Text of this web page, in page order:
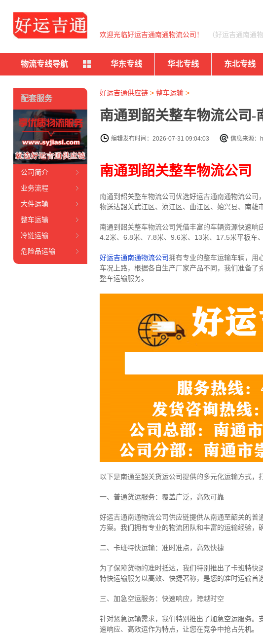
欢迎光临好运吉通南通物流公司！ （好运吉通南通
物流专线导航 华东专线 华北专线 东北专线
好运吉通供应链> 整车运输>
南通到韶关整车物流公司-
编辑发布时间：2026-07-31 09:04:03 信息来源：
南通到韶关整车物流公司
南通到韶关整车物流公司优选好运吉通南通物流公
物送达韶关武江区、浈江区、曲江区、始兴县、南雄
南通到韶关整车物流公司凭借丰富的车辆资源快速响
4.2米、6.8米、7.8米、9.6米、13米、17.5米平板车
好运吉通南通物流公司拥有专业的整车运输车辆，用
车况上路，根据各自生产厂家产品不同，我们准备
整车运输服务。
以下是南通至韶关货运公司提供的多元化运输方式，
一、普通货运服务：覆盖广泛，高效可靠
好运吉通南通物流公司供应链提供从南通至韶关的
方案。我们拥有专业的物流团队和丰富的运输经验，
二、卡班特快运输：准时准点，高效快捷
为了保障货物的准时抵达，我们特别推出了卡班特
特快运输服务以高效、快捷著称，是您的准时运输首选
三、加急空运服务：快速响应，跨越时空
针对紧急运输需求，我们特别推出了加急空运服务
速响应、高效运作为特点，让您在竞争中抢占先机。
配套服务
公司简介
业务流程
大件运输
整车运输
冷链运输
危险品运输